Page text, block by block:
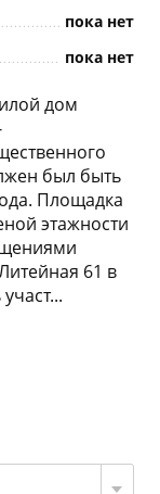
пока нет
пока нет
дом
был быть
Площадка
этажности
61 в